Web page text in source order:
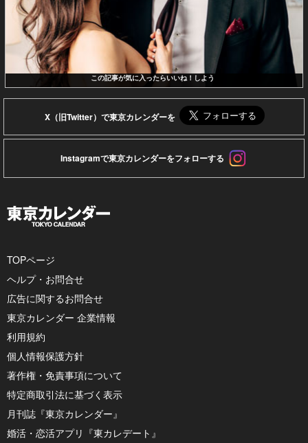
この記事が気に入ったらいいね！しよう
X（旧Twitter）で東京カレンダーを
Instagramで東京カレンダーをフォローする
TOPページ
ヘルプ・お問合せ
広告に関するお問合せ
東京カレンダー 企業情報
利用規約
個人情報保護方針
著作権・免責事項について
特定商取引法に基づく表示
月刊誌『東京カレンダー』
婚活・恋活アプリ『東カレデート』